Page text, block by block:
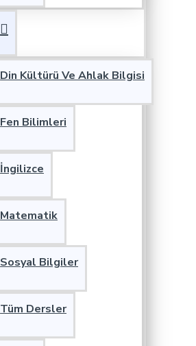
Din Kültürü Ve Ahlak Bilgisi
Fen Bilimleri
İngilizce
Matematik
Sosyal Bilgiler
Tüm Dersler